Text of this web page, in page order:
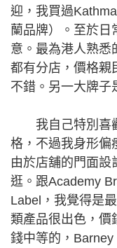
迎，我買過
蘭品牌）。至於日
意。最為港人熟悉
都有分店，價格親
不錯。另一大牌子
我自己特別喜歡
格，不過我身形偏
由於店舖的門面設
逛。跟Academy
Label，我覺得是
類產品很出色，價
錢中等的，